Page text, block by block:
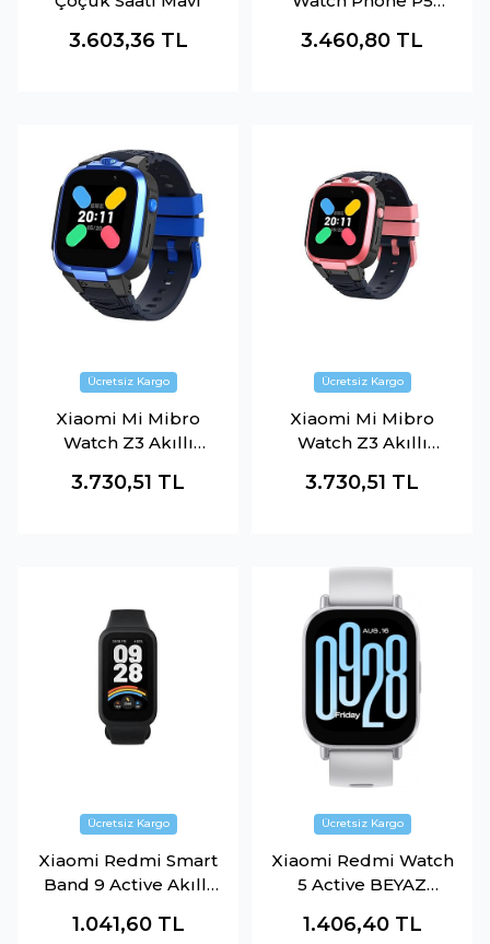
3.603,36 TL 3.460,80 TL
Xiaomi Mi Mibro
Watch Z3 Akıllı
3.730,51 TL
Xiaomi Mi Mibro
Watch Z3 Akıllı
3.730,51 TL
Xiaomi Redmi Smart
Band 9 Active Akıllı
BHR9444GL
1.041,60 TL
Xiaomi Redmi Watch
5 Active BEYAZ
1.406,40 TL